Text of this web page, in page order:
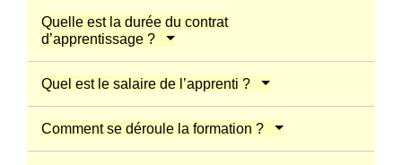
Quelle est la durée du contrat
d’apprentissage ?
Quel est le salaire de l’apprenti ?
Comment se déroule la formation ?